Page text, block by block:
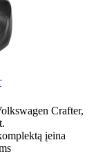
Crafter,
įeina